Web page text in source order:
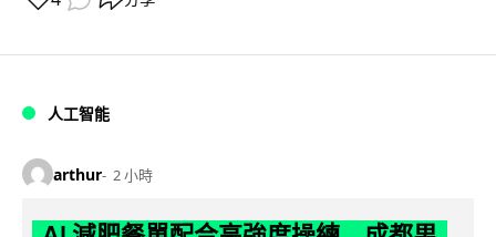
人工智能
arthur 2 小時